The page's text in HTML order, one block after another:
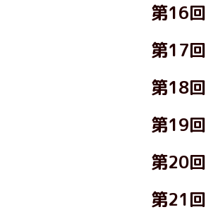
第16回
第17回
第18回
第19回
第20回
第21回